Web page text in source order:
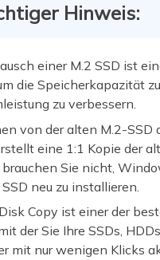
Hinweis:
einer M.2 SSD ist
die Speicherkapazität
zu verbessern.
von der alten M.2-SSD
eine 1:1 Kopie der
Sie nicht,
neu zu installieren.
Copy ist einer der
der Sie Ihre SSDs,
mit nur wenigen Klicks